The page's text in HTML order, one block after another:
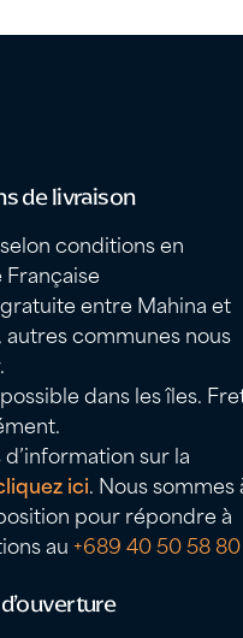
de livraison
conditions en
Française
entre Mahina et
autres communes nous
dans les îles.
sur la
ici. Nous sommes
pour répondre à
au +689 40 50 58 80